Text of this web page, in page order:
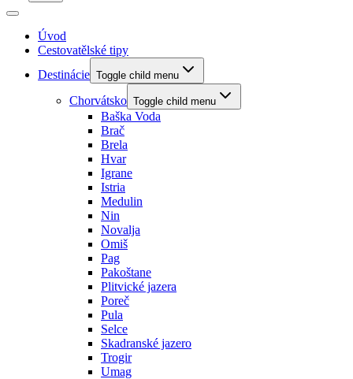
Úvod
Cestovatělské tipy
Destinácie Toggle child menu
Chorvátsko Toggle child menu
Baška Voda
Brač
Brela
Hvar
Igrane
Istria
Medulin
Nin
Novalja
Omiš
Pag
Pakoštane
Plitvické jazera
Poreč
Pula
Selce
Skadranské jazero
Trogir
Umag